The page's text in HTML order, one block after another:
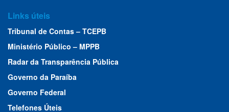
Links úteis
Tribunal de Contas – TCEPB
Ministério Público – MPPB
Radar da Transparência Pública
Governo da Paraíba
Governo Federal
Telefones Úteis